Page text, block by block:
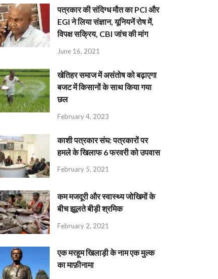
पत्रकार की संदिग्ध मौत का PCI और
EGI ने लिया संज्ञान, यूनियनें रोष में,
विपक्ष सक्रिय, CBI जांच की मांग
June 16, 2021
खेतिहर समाज में असंतोष को बढ़ाएगा
बजट में किसानों के साथ किया गया
छल
February 4, 2023
काशी पत्रकार संघ: पत्रकारों पर
हमले के खिलाफ 6 फरवरी को उपवास
February 5, 2021
कम मजदूरी और स्वास्थ्य जोखिमों के
बीच झूलते बीड़ी श्रमिक
February 2, 2021
एक मरहूम खिलाड़ी के नाम एक मुल्क
का माफ़ीनामा